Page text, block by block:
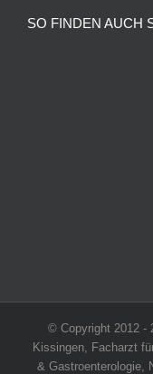
SO FINDEN AUCH
© Copyright 2012 -
Kissingen, Facharzt
& Gastroenterologie,